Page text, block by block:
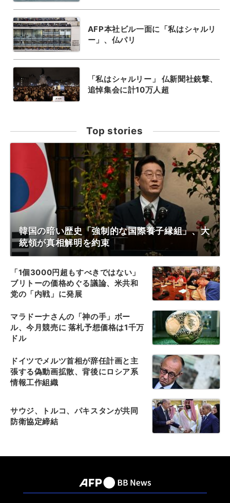
AFP本社ビル一面に「私はシャルリ
ー」、仏パリ
「私はシャルリー」 仏新聞社銃撃、
追悼集会に計10万人超
Top stories
韓国の暗い歴史「強制的な国際養子縁組」、大
統領が真相解明を約束
「1個3000円超もすべきではない」
ブリトーの価格めぐる議論、米共和
党の「内戦」に発展
マラドーナさんの「神の手」ボー
ル、今月競売に 落札予想価格は1千万
ドル
ドイツでメルツ首相が辞任計画と主
張する偽動画拡散、背後にロシア系
情報工作組織
サウジ、トルコ、パキスタンが共同
防衛協定締結